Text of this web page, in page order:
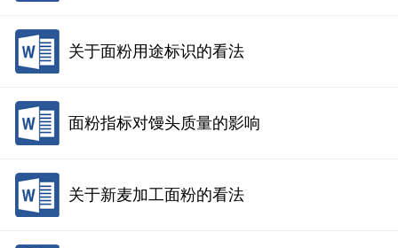
关于面粉用途标识的看法
面粉指标对馒头质量的影响
关于新麦加工面粉的看法